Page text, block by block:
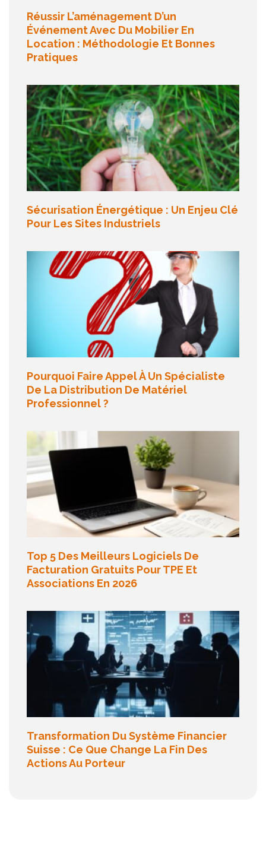
Réussir L’aménagement D’un
Événement Avec Du Mobilier En
Location : Méthodologie Et Bonnes
Pratiques
Sécurisation Énergétique : Un Enjeu Clé
Pour Les Sites Industriels
Pourquoi Faire Appel À Un Spécialiste
De La Distribution De Matériel
Professionnel ?
Top 5 Des Meilleurs Logiciels De
Facturation Gratuits Pour TPE Et
Associations En 2026
Transformation Du Système Financier
Suisse : Ce Que Change La Fin Des
Actions Au Porteur